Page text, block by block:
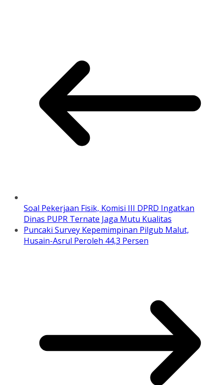
Soal Pekerjaan Fisik, Komisi III DPRD Ingatkan
Dinas PUPR Ternate Jaga Mutu Kualitas
Puncaki Survey Kepemimpinan Pilgub Malut,
Husain-Asrul Peroleh 44,3 Persen